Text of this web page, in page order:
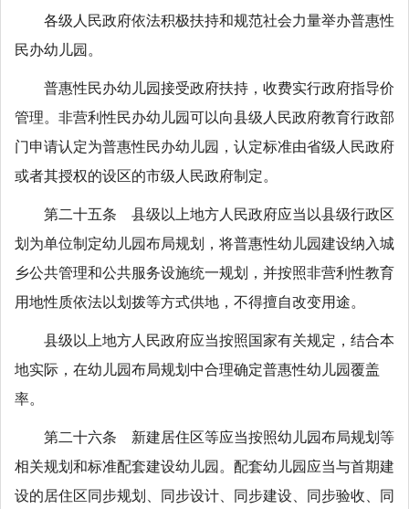
各级人民政府依法积极扶持和规范社会力量举办普惠性
民办幼儿园。
普惠性民办幼儿园接受政府扶持，收费实行政府指导价
管理。非营利性民办幼儿园可以向县级人民政府教育行政部
门申请认定为普惠性民办幼儿园，认定标准由省级人民政府
或者其授权的设区的市级人民政府制定。
第二十五条 县级以上地方人民政府应当以县级行政区
划为单位制定幼儿园布局规划，将普惠性幼儿园建设纳入城
乡公共管理和公共服务设施统一规划，并按照非营利性教育
用地性质依法以划拨等方式供地，不得擅自改变用途。
县级以上地方人民政府应当按照国家有关规定，结合本
地实际，在幼儿园布局规划中合理确定普惠性幼儿园覆盖
率。
第二十六条 新建居住区等应当按照幼儿园布局规划等
相关规划和标准配套建设幼儿园。配套幼儿园应当与首期建
设的居住区同步规划、同步设计、同步建设、同步验收、同